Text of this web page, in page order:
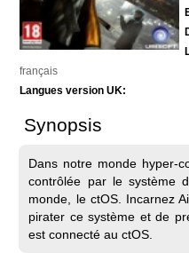
français
Langues version UK:
Synopsis
Dans notre monde hyper-
contrôlée par le système
monde, le ctOS. Incarnez
pirater ce système et de
est connecté au ctOS.